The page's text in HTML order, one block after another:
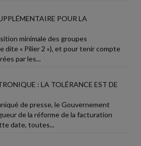
POUR LA
minimale des groupes
dite « Pilier 2 »), et pour tenir compte
par les...
: LA TOLÉRANCE EST DE
de presse, le Gouvernement
de la réforme de la facturation
date, toutes...